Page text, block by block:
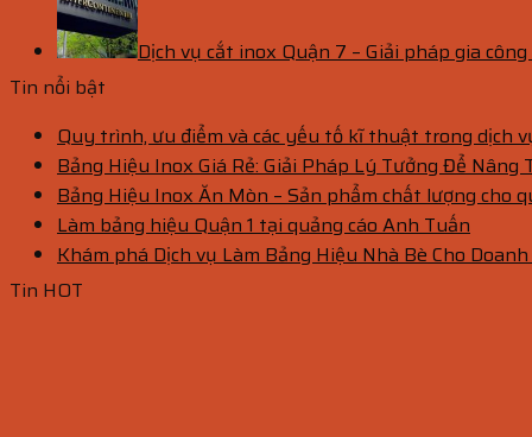
Dịch vụ cắt inox Quận 7 – Giải pháp gia
Tin nổi bật
Quy trình, ưu điểm và các yếu tố kĩ thuật trong dịch
Bảng Hiệu Inox Giá Rẻ: Giải Pháp Lý Tưởng Để Nâng
Bảng Hiệu Inox Ăn Mòn – Sản phẩm chất lượng cho
Làm bảng hiệu Quận 1 tại quảng cáo Anh Tuấn
Khám phá Dịch vụ Làm Bảng Hiệu Nhà Bè Cho
Tin HOT